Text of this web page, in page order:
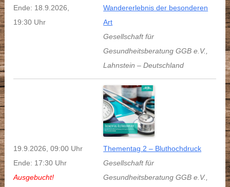
Ende: 18.9.2026,
19:30 Uhr
Wandererlebnis der besonderen
Art
Gesellschaft für
Gesundheitsberatung GGB e.V.,
Lahnstein –Deutschland
19.9.2026, 09:00 Uhr
Ende: 17:30 Uhr
Ausgebucht!
Thementag 2 – Bluthochdruck
Gesellschaft für
Gesundheitsberatung GGB e.V.,